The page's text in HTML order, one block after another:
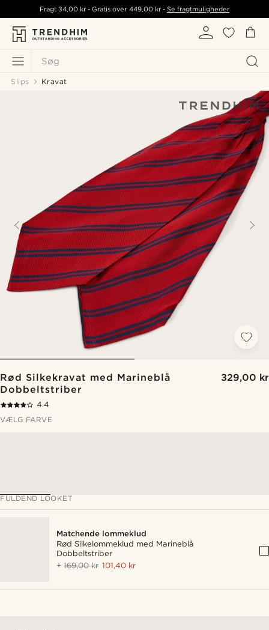
Søg
Fragt34,00 kr - Gratis over 449,00 kr- Se fragtmuligheder
Slips Kravat
Rød Silkekravat med Marineblå
Dobbeltstriber
329,00 kr
4.4
VÆLG FARVE
FULDEND LOOKET
Matchende lommeklud
Rød Silkelommeklud med Marineblå
Dobbeltstriber
+169,00 kr 101,40 kr